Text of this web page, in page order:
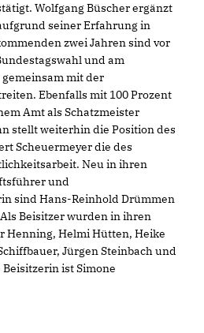
Wolfgang Büscher ergänzt
seiner Erfahrung in
zwei Jahren sind vor
und am
mit der
Ebenfalls mit 100 Prozent
Amt als Schatzmeister
stellt weiterhin die Position des
Scheuermeyer die des
Neu in ihren
und
sind Hans-Reinhold Drümmen
Beisitzer wurden in ihren
Henning, Helmi Hütten, Heike
Jürgen Steinbach und
ist Simone